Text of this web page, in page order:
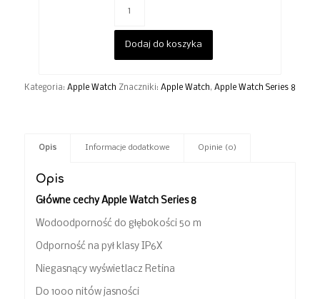
Dodaj do koszyka
Kategoria: Apple Watch Znaczniki: Apple Watch, Apple Watch Series 8
Opis Informacje dodatkowe Opinie (0)
Opis
Główne cechy Apple Watch Series 8
Wodoodporność do głębokości 50 m
Odporność na pył klasy IP6X
Niegasnący wyświetlacz Retina
Do 1000 nitów jasności